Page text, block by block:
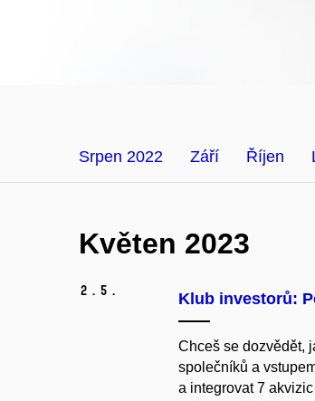
Srpen 2022 Září Říjen
Květen 2023
2. 5. Klub investorů:
Chceš se dozvědět,
společníků a
a integrovat 7